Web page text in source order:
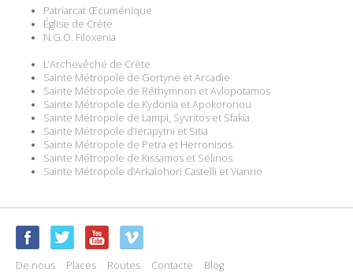
Patriarcat Œcuménique
Église de Crète
N.G.O. Filoxenia
L’Archevêché de Crète
Sainte Métropole de Gortyne et Arcadie
Sainte Métropole de Réthymnon et Avlopotamos
Sainte Métropole de Kydonia et Apokoronou
Sainte Métropole de Lampi, Syvritos et Sfakia
Sainte Métropole d’Ierapytni et Sitia
Sainte Métropole de Petra et Herronisos
Sainte Métropole de Kissamos et Sélinos
Sainte Métropole d’Arkalohori Castelli et Vianno
De nous Places Routes Contacte Blog